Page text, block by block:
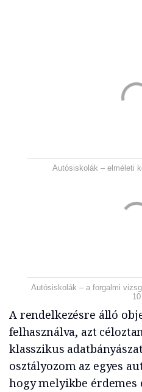
Autósiskolák – elméleti
Autósiskolák – a forgalmi
10
A rendelkezésre álló
felhasználva, azt
klasszikus
osztályozom az egyes
hogy melyikbe érdemes